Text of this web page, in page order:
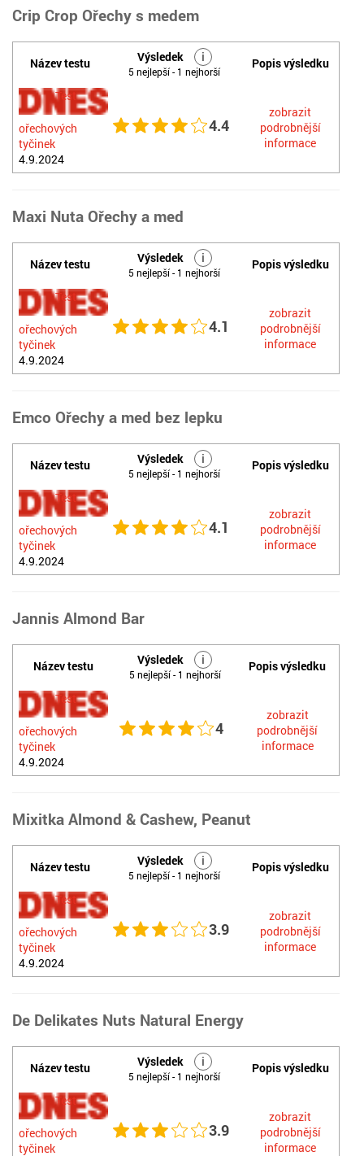
Crip Crop Ořechy s medem
Název testu Výsledek i
5 nejlepší - 1 nejhorší
Popis výsledku
Test
ořechových
tyčinek
4.9.2024
4.4
zobrazit
podrobnější
informace
Maxi Nuta Ořechy a med
Název testu Výsledek i
5 nejlepší - 1 nejhorší
Popis výsledku
Test
ořechových
tyčinek
4.9.2024
4.1
zobrazit
podrobnější
informace
Emco Ořechy a med bez lepku
Název testu Výsledek i
5 nejlepší - 1 nejhorší
Popis výsledku
Test
ořechových
tyčinek
4.9.2024
4.1
zobrazit
podrobnější
informace
Jannis Almond Bar
Název testu Výsledek i
5 nejlepší - 1 nejhorší
Popis výsledku
Test
ořechových
tyčinek
4.9.2024
4
zobrazit
podrobnější
informace
Mixitka Almond & Cashew, Peanut
Název testu Výsledek i
5 nejlepší - 1 nejhorší
Popis výsledku
Test
ořechových
tyčinek
4.9.2024
3.9
zobrazit
podrobnější
informace
De Delikates Nuts Natural Energy
Název testu Výsledek i
5 nejlepší - 1 nejhorší
Popis výsledku
Test
ořechových
tyčinek
3.9
zobrazit
podrobnější
informace